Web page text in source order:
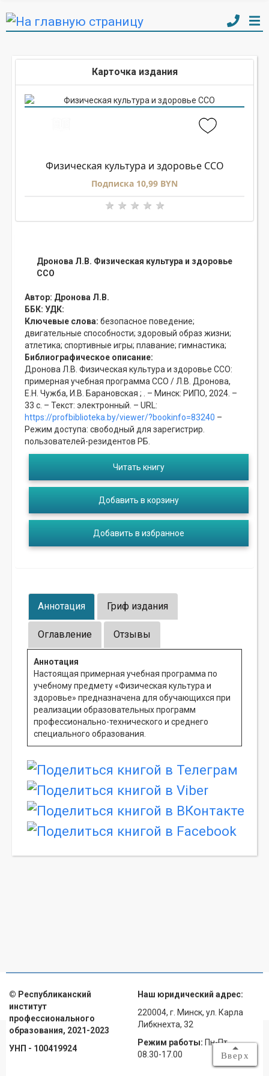
Карточка издания
Физическая культура и здоровье ССО
Подписка 10,99 BYN
Дронова Л.В. Физическая культура и здоровье
ССО
Автор: Дронова Л.В.
ББК: УДК:
Ключевые слова: безопасное поведение;
двигательные способности; здоровый образ жизни;
атлетика; спортивные игры; плавание; гимнастика;
Библиографическое описание:
Дронова Л.В. Физическая культура и здоровье ССО:
примерная учебная программа ССО / Л.В. Дронова,
Е.Н. Чужба, И.В. Барановская ; . – Минск: РИПО, 2024. –
33 с. – Текст: электронный. – URL:
https://profbiblioteka.by/viewer/?bookinfo=83240 –
Режим доступа: свободный для зарегистрир.
пользователей-резидентов РБ.
Читать книгу
Добавить в корзину
Добавить в избранное
Аннотация Гриф издания
Оглавление Отзывы
Аннотация
Настоящая примерная учебная программа по
учебному предмету «Физическая культура и
здоровье» предназначена для обучающихся при
реализации образовательных программ
профессионально-технического и среднего
специального образования.
Вверх
© Республиканский
институт
профессионального
образования, 2021-2023
УНП - 100419924
Наш юридический адрес:
220004, г. Минск, ул. Карла
Либкнехта, 32
Режим работы: Пн-Пт
08.30-17.00